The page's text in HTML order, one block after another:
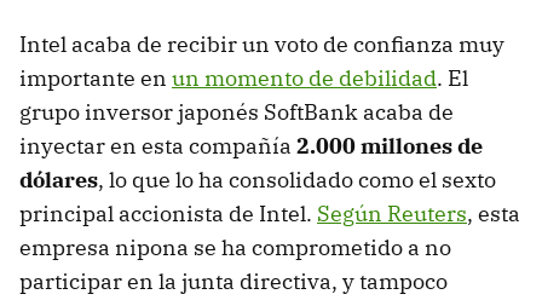
Intel acaba de recibir un voto de confianza muy
importante en un momento de debilidad. El
grupo inversor japonés SoftBank acaba de
inyectar en esta compañía 2.000 millones de
dólares, lo que lo ha consolidado como el sexto
principal accionista de Intel. Según Reuters, esta
empresa nipona se ha comprometido a no
participar en la junta directiva, y tampoco